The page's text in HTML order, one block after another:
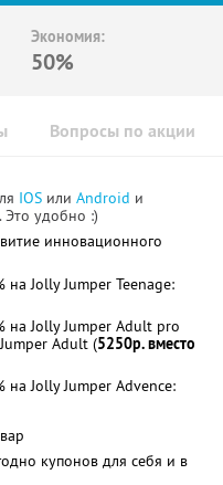
Экономия:
50%
Вопросы по акции
IOS или Android и
Это удобно :)
инновационного
на Jolly Jumper Teenage:
на Jolly Jumper Adult pro
Adult (5250р. вместо
на Jolly Jumper Advence:
купонов для себя и в